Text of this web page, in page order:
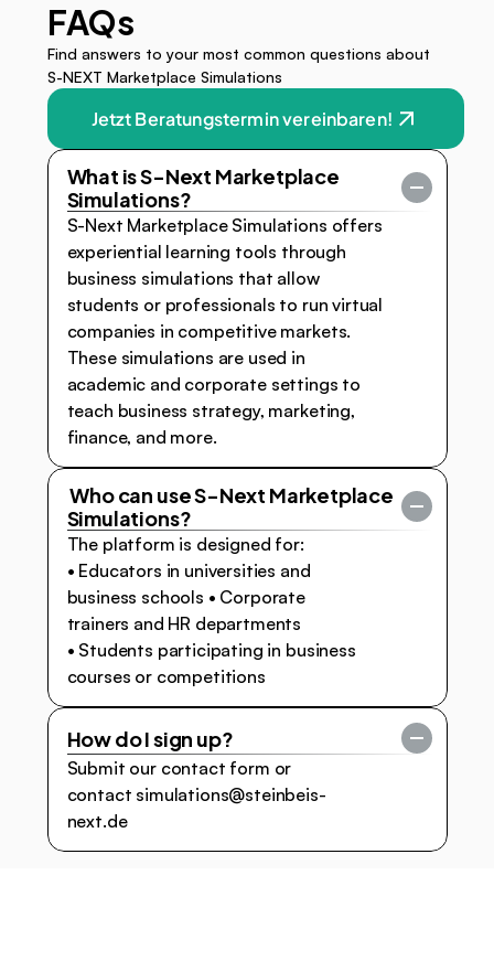
FAQs
Find answers to your most common questions about
S-NEXT Marketplace Simulations
Jetzt Beratungstermin vereinbaren!
What is S-Next Marketplace
Simulations?
S-Next Marketplace Simulations offers
experiential learning tools through
business simulations that allow
students or professionals to run virtual
companies in competitive markets.
These simulations are used in
academic and corporate settings to
teach business strategy, marketing,
finance, and more.
Who can use S-Next Marketplace
Simulations?
The platform is designed for:
• Educators in universities and
business schools • Corporate
trainers and HR departments
• Students participating in business
courses or competitions
How do I sign up?
Submit our contact form or
contact simulations@steinbeis-
next.de